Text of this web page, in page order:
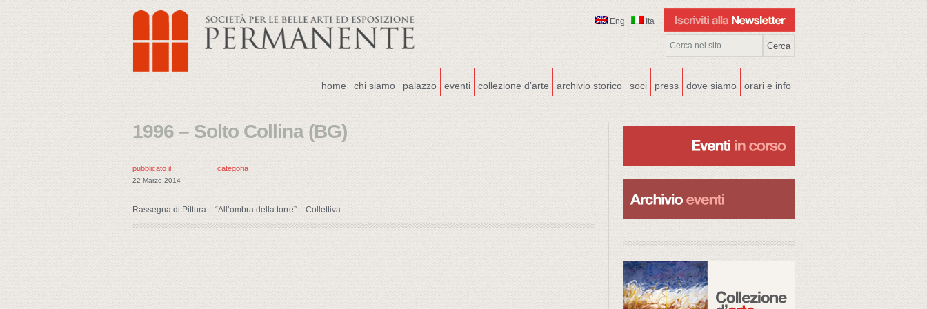
Eng Ita
home chi siamo palazzo eventi collezione d’arte archivio storico soci press dove siamo orari e info
1996 – Solto Collina (BG)
pubblicato il
22 Marzo 2014
categoria
Rassegna di Pittura – “All’ombra della torre” – Collettiva